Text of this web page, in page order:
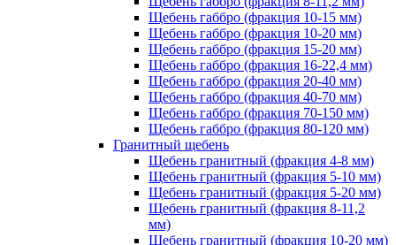
Щебень габбро (фракция 10-15 мм)
Щебень габбро (фракция 10-20 мм)
Щебень габбро (фракция 15-20 мм)
Щебень габбро (фракция 16-22,4 мм)
Щебень габбро (фракция 20-40 мм)
Щебень габбро (фракция 40-70 мм)
Щебень габбро (фракция 70-150 мм)
Щебень габбро (фракция 80-120 мм)
Гранитный щебень
Щебень гранитный (фракция 4-8 мм)
Щебень гранитный (фракция 5-10 мм)
Щебень гранитный (фракция 5-20 мм)
Щебень гранитный (фракция 8-11,2
мм)
Щебень гранитный (фракция 10-20 мм)